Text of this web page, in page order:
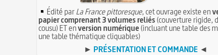
Édité parLa France pittoresque, cet ouvrage existe en
papier comprenant 3 volumes reliés(couverture rigide,
cousu) ET enversion numérique(incluant une table des
une table thématique cliquables)
► PRÉSENTATION ET COMMANDE ◄